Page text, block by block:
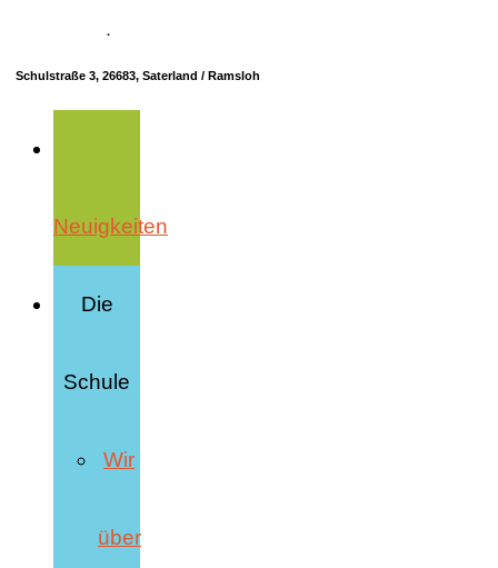
·
Schulstraße 3, 26683, Saterland / Ramsloh
Neuigkeiten
Die
Schule
Wir
über